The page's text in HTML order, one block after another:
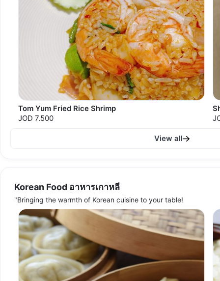
Tom Yum Fried Rice Shrimp
JOD 7.500
View all
Korean Food อาหารเกาหลี
"Bringing the warmth of Korean cuisine to your table!